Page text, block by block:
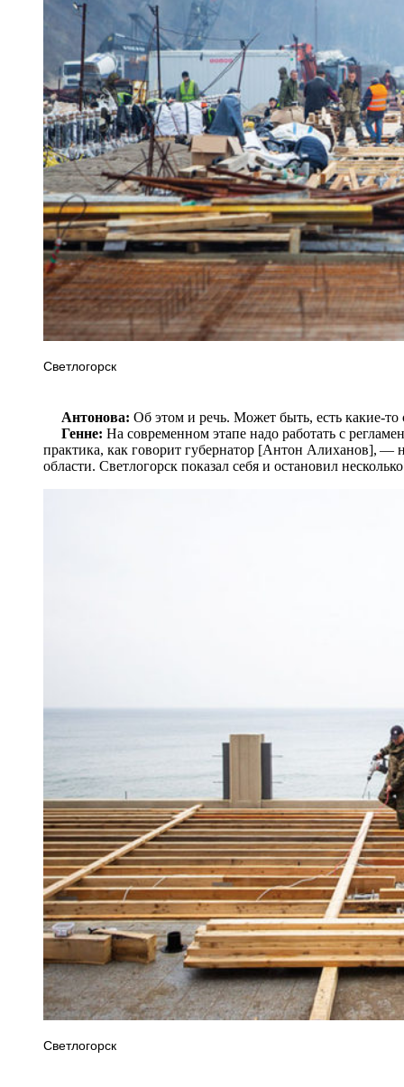
Светлогорск
Антонова: Об этом и речь. Может быть, есть какие-
Генне: На современном этапе надо работать с
практика, как говорит губернатор [Антон Алиханов], —
области. Светлогорск показал себя и остановил
Светлогорск